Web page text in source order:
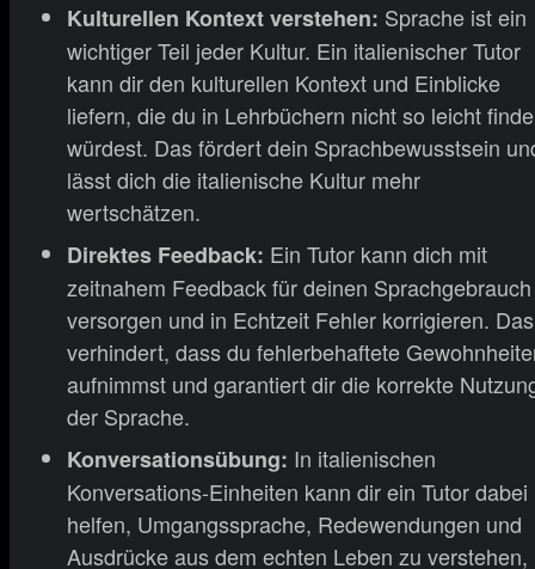
Kulturellen Kontext verstehen: Sprache ist ein
wichtiger Teil jeder Kultur. Ein italienischer Tutor
kann dir den kulturellen Kontext und Einblicke
liefern, die du in Lehrbüchern nicht so leicht
würdest. Das fördert dein Sprachbewusstsein
lässt dich die italienische Kultur mehr
wertschätzen.
Direktes Feedback: Ein Tutor kann dich mit
zeitnahem Feedback für deinen Sprachgebrauch
versorgen und in Echtzeit Fehler korrigieren. Das
verhindert, dass du fehlerbehaftete
aufnimmst und garantiert dir die korrekte
der Sprache.
Konversationsübung: In italienischen
Konversations-Einheiten kann dir ein Tutor dabei
helfen, Umgangssprache, Redewendungen und
Ausdrücke aus dem echten Leben zu verstehen,